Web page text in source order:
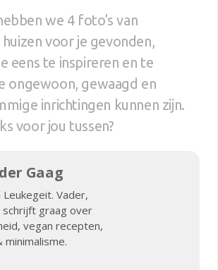
we 4 foto's van
voor je gevonden,
eens te inspireren en te
ongewoon, gewaagd en
inrichtingen kunnen zijn.
voor jou tussen?
Gaag
Vader,
graag over
vegan recepten,
minimalisme.